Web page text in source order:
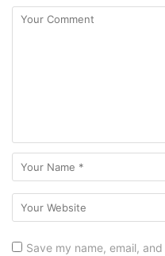
Save my name, email,